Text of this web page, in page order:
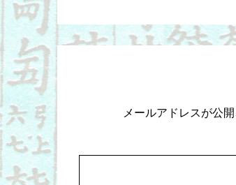
メールアドレスが公